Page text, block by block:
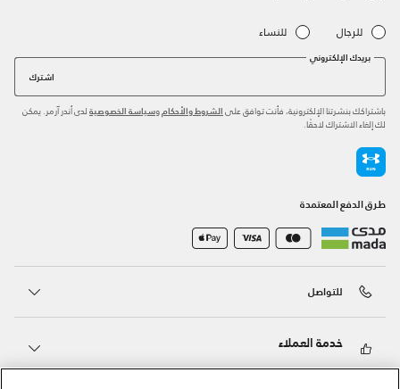
للرجال للنساء
بريدك الإلكتروني
اشترك
باشتراكك بنشرتنا الإلكترونية، فأنت توافق على الشروط والأحكام وسياسة الخصوصية لدى أندر آرمر. يمكن
لك إلغاء الاشتراك لاحقًا.
طرق الدفع المعتمدة
للتواصل
خدمة العملاء